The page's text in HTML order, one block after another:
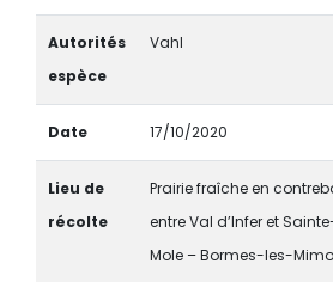
Autorités
espèce
Vahl
Date 17/10/2020
Lieu de
récolte
Prairie fraîche en
entre Val d’Infer et
Mole – Bormes-les-